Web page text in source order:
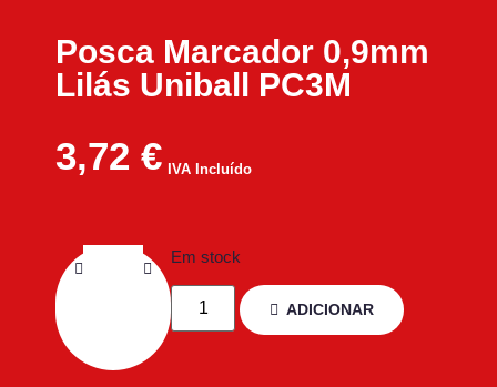
Posca Marcador 0,9mm
Lilás Uniball PC3M
3,72 € IVA Incluído
Em stock
ADICIONAR